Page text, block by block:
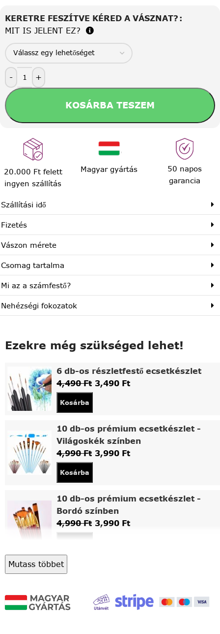
KERETRE FESZÍTVE KÉRED A VÁSZNAT?
MIT IS JELENT EZ?
- +
KOSÁRBA TESZEM
20.000 Ft felett
ingyen szállítás
Magyar gyártás
50 napos
garancia
Szállítási idő
Fizetés
Vászon mérete
Csomag tartalma
Mi az a számfestő?
Nehézségi fokozatok
Ezekre még szükséged lehet!
6 db-os részletfestő ecsetkészlet
4,490Ft 3,490 Ft
Kosárba
10 db-os prémium ecsetkészlet -
Világoskék színben
4,990Ft 3,990 Ft
Kosárba
10 db-os prémium ecsetkészlet -
Bordó színben
4,990Ft 3,990 Ft
Asztali fa festőállvány
Kosárba
Mutass többet